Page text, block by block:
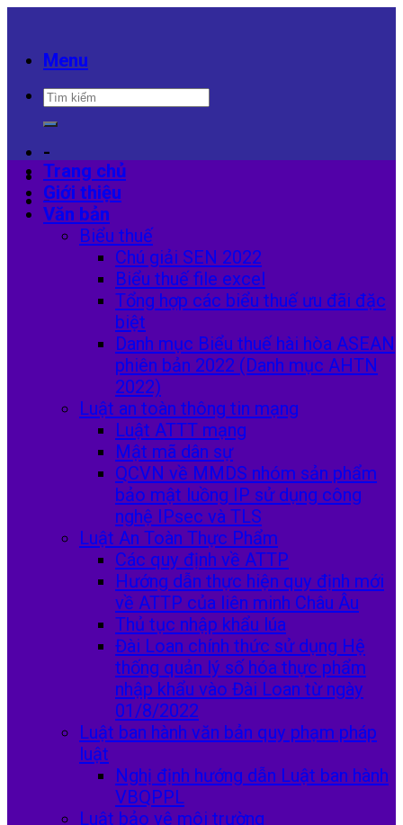
contentMenu
-
-
Trang chủ
Giới thiệu
Văn bản
Biểu thuế
Chú giải SEN 2022
Biểu thuế file excel
Tổng hợp các biểu thuế ưu đãi đặc
biệt
Danh mục Biểu thuế hài hòa ASEAN
phiên bản 2022 (Danh mục AHTN
2022)
Luật an toàn thông tin mạng
Luật ATTT mạng
Mật mã dân sự
QCVN về MMDS nhóm sản phẩm
bảo mật luồng IP sử dụng công
nghệ IPsec và TLS
Luật An Toàn Thực Phẩm
Các quy định về ATTP
Hướng dẫn thực hiện quy định mới
về ATTP của liên minh Châu Âu
Thủ tục nhập khẩu lúa
Đài Loan chính thức sử dụng Hệ
thống quản lý số hóa thực phẩm
nhập khẩu vào Đài Loan từ ngày
01/8/2022
Luật ban hành văn bản quy phạm pháp
luật
Nghị định hướng dẫn Luật ban hành
VBQPPL
Luật bảo vệ môi trường